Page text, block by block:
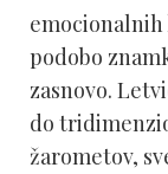
podobo
zasnovo.
do
žarometov,